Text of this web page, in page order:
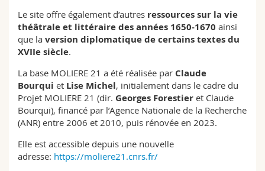
Le site offre également d’autres ressources sur la vie
théâtrale et littéraire des années 1650-1670 ainsi
que la version diplomatique de certains textes du
XVIIe siècle.
La base MOLIERE 21 a été réalisée par Claude
Bourqui et Lise Michel, initialement dans le cadre du
Projet MOLIERE 21 (dir. Georges Forestier et Claude
Bourqui), financé par l’Agence Nationale de la Recherche
(ANR) entre 2006 et 2010, puis rénovée en 2023.
Elle est accessible depuis une nouvelle
adresse: https://moliere21.cnrs.fr/